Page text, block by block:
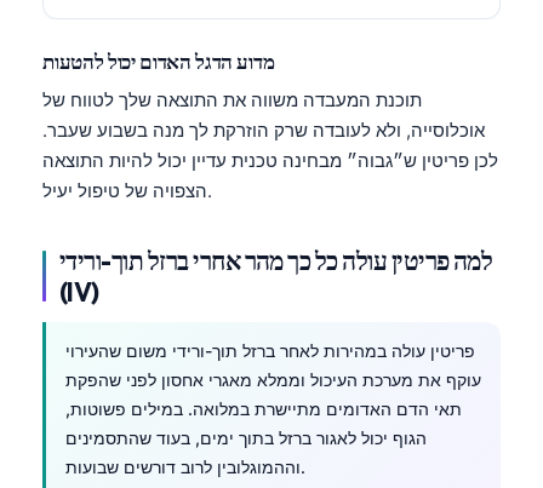
מדוע הדגל האדום יכול להטעות
תוכנת המעבדה משווה את התוצאה שלך לטווח של
אוכלוסייה, ולא לעובדה שרק הוזרקת לך מנה בשבוע שעבר.
לכן פריטין ש״גבוה״ מבחינה טכנית עדיין יכול להיות התוצאה
הצפויה של טיפול יעיל.
למה פריטין עולה כל כך מהר אחרי ברזל תוך-ורידי
(IV)
פריטין עולה במהירות לאחר ברזל תוך-ורידי משום שהעירוי
עוקף את מערכת העיכול וממלא מאגרי אחסון לפני שהפקת
תאי הדם האדומים מתיישרת במלואה. במילים פשוטות,
הגוף יכול לאגור ברזל בתוך ימים, בעוד שהתסמינים
וההמוגלובין לרוב דורשים שבועות.